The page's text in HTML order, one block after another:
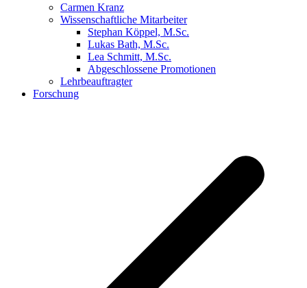
Carmen Kranz
Wissenschaftliche Mitarbeiter
Stephan Köppel, M.Sc.
Lukas Bath, M.Sc.
Lea Schmitt, M.Sc.
Abgeschlossene Promotionen
Lehrbeauftragter
Forschung